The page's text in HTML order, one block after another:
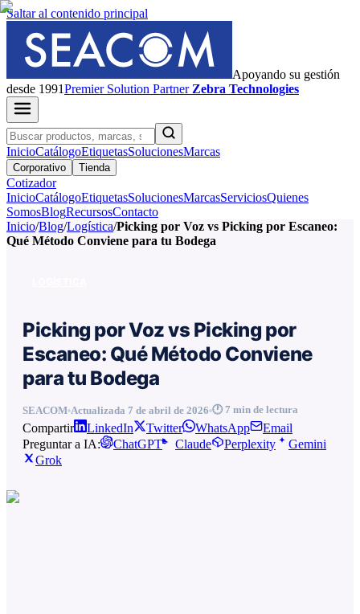
Saltar al contenido principal
Apoyando su gestión
desde 1991PremierSolution Partner Zebra Technologies
InicioCatálogoEtiquetasSolucionesMarcas
Corporativo Tienda
Cotizador
InicioCatálogoEtiquetasSolucionesMarcasServiciosQuienes
SomosBlogRecursosContacto
Inicio/Blog/Logística/Picking por Voz vs Picking por Escaneo:
Qué Método Conviene para tu Bodega
Picking por Voz vs Picking por
Escaneo: Qué Método Conviene
para tu Bodega
SEACOM Actualizada 7 de abril de 2026 🕐 7 min de lectura
Compartir LinkedIn Twitter WhatsApp
Email
Preguntar a IA:
ChatGPT Claude Perplexity
Gemini
Grok